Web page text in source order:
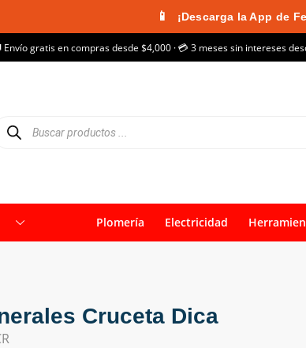
📱 ¡Descarga la App de
Envío gratis en compras desde $4,000 · 💳 3 meses sin intereses
Plomería Electricidad
Cruceta Dica